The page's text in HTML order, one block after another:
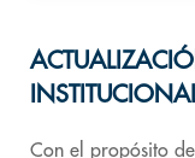
Con el propósito